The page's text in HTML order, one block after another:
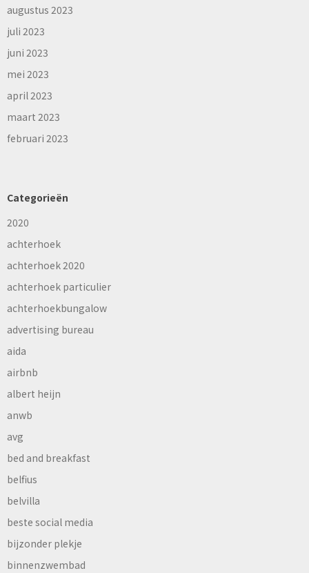
augustus 2023
juli 2023
juni 2023
mei 2023
april 2023
maart 2023
februari 2023
Categorieën
2020
achterhoek
achterhoek 2020
achterhoek particulier
achterhoekbungalow
advertising bureau
aida
airbnb
albert heijn
anwb
avg
bed and breakfast
belfius
belvilla
beste social media
bijzonder plekje
binnenzwembad